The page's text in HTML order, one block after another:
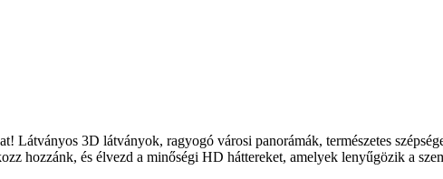
Látványos 3D látványok, ragyogó városi panorámák, természetes
hozzánk, és élvezd a minőségi HD háttereket, amelyek lenyűgözik a